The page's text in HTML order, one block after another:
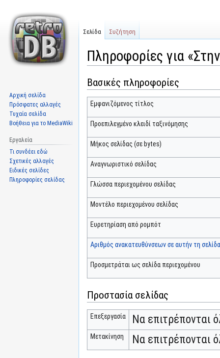
Πληροφορίες για
Μετάβαση
στην
πλοήγηση
Πήδηση
στην
αναζήτηση
Βασικές πληροφορίες
Εμφανιζόμενος τίτλος
Προεπιλεγμένο κλειδί ταξινόμησης
Μήκος σελίδας (σε bytes)
Αναγνωριστικό σελίδας
Γλώσσα περιεχομένου σελίδας
Μοντέλο περιεχομένου σελίδας
Ευρετηρίαση από ρομπότ
Αριθμός ανακατευθύνσεων σε αυτήν τη σελίδα
Προσμετράται ως σελίδα περιεχομένου
Προστασία σελίδας
Επεξεργασία Να επιτρέπονται
Μετακίνηση Να επιτρέπονται
Σελίδα Συζήτηση
Αρχική σελίδα
Πρόσφατες αλλαγές
Τυχαία σελίδα
Βοήθεια για το MediaWiki
Εργαλεία
Τι συνδέει εδώ
Σχετικές αλλαγές
Ειδικές σελίδες
Πληροφορίες σελίδας